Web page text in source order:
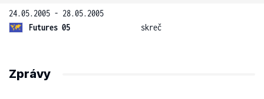
24.05.2005 - 28.05.2005
Futures 05
skreč
Zprávy